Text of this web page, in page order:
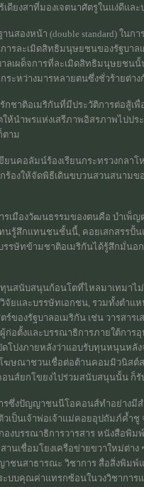
ยงสาที่มองเจตนาศัตรูในแง่ดีและ
นสองหน้า (double standard) ในก
การละเมิดสิทธิมนุษยชนของรัฐบา
าลเผด็จการที่ละเมิดสิทธิมนุษยชน
ะหว่างมารหลายตนซึ่งชั่วร้ายต่าง
กชาติอเมริกันที่มีประวัติการต่อสู้เ
ห้นำพรแห่งเสรีภาพอิสรภาพไปป
ตาม
ยนคอลัมน์ร้องเรียนกระทรวงกลา
กร้องให้จัดพิธีเดินขบวนสวนสนาม
เมืองวัฒนธรรมของตนคือ บำเพ็
รู้สึกแทนชนชั้นนี้, คอยเสกสรรปั้
รษัทข้ามชาติอเมริกันได้รู้สึกมั่นอ
สนับสนุนก้อนโตที่ไหลมาเทมาไ
และบรรษัทเอกชน, รวมทั้งตำแห
ร์ของรัฐบาลอเมริกัน เช่น วารสา
ผู้ก่อตั้งและบรรณาธิการภายใต้กา
ปิดโปงภายหลังว่าแอบรับทุนหนุนหลั
รโฆษณาชวนเชื่อต่อต้านคอมมิวนิส
นส์ยกโขยงไปร่วมสนับสนุนนั้น ก็รั
รซึ่งปัญญาชนนีโอคอนส์ทำอย่าง
ป็นเจ้าพ่อเจ้าแม่คอยอุปถัมภ์ค้ำชู
องบรรณาธิการวารสาร หนังสือพิ
นเชื่อมโยงเครือข่ายขวาใหม่ต่า
ชนสาธารณะ วิชาการ สื่อสิ่งพิม
ะบบคุณค่าแทรกซ้อนในวงวิชากา